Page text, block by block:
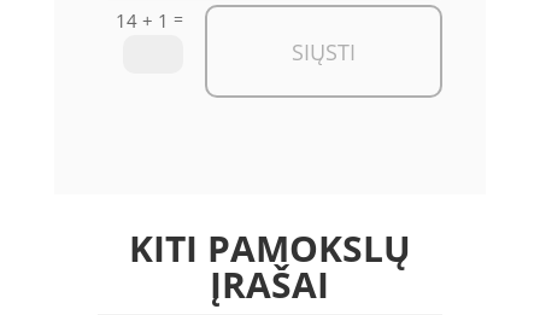
14 + 1 =
SIŲSTI
KITI PAMOKSLŲ
ĮRAŠAI